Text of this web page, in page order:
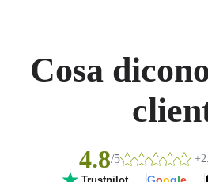
Cosa
4.8/5
Trustpilot Google